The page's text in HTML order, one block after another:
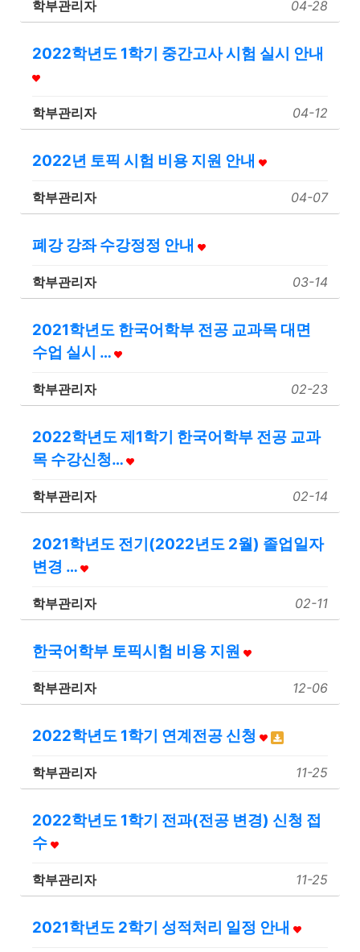
학부관리자 04-28
2022학년도 1학기 중간고사 시험 실시 안내
학부관리자 04-12
2022년 토픽 시험 비용 지원 안내
학부관리자 04-07
폐강 강좌 수강정정 안내
학부관리자 03-14
2021학년도 한국어학부 전공 교과목 대면
수업 실시 …
학부관리자 02-23
2022학년도 제1학기 한국어학부 전공 교과
목 수강신청…
학부관리자 02-14
2021학년도 전기(2022년도 2월) 졸업일자
변경 …
학부관리자 02-11
한국어학부 토픽시험 비용 지원
학부관리자 12-06
2022학년도 1학기 연계전공 신청
학부관리자 11-25
2022학년도 1학기 전과(전공 변경) 신청 접
수
학부관리자 11-25
2021학년도 2학기 성적처리 일정 안내